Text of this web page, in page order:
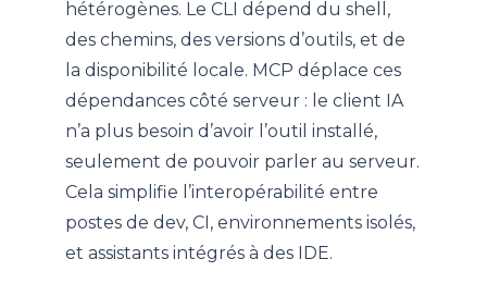
hétérogènes. Le CLI dépend du shell,
des chemins, des versions d’outils, et de
la disponibilité locale. MCP déplace ces
dépendances côté serveur : le client IA
n’a plus besoin d’avoir l’outil installé,
seulement de pouvoir parler au serveur.
Cela simplifie l’interopérabilité entre
postes de dev, CI, environnements isolés,
et assistants intégrés à des IDE.